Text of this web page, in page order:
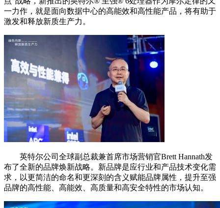
一力作，就是面向数据中心的高能效和高性能产品，将有助于
激发和释放新质生产力。
英特尔公司全球副总裁兼首席市场营销官Brett Hannath发
布了全新的品牌焕新战略。新品牌是应行业和产品技术变化需
求，以更简洁的命名和更深刻的含义赋能品牌属性，提升至强
品牌的高性能、高能效、高质量和高安全特性的市场认知。